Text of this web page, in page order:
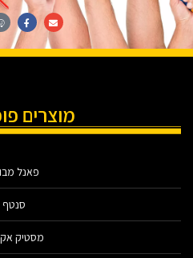
מוצרים
פאנל
סנטף
מסטיק